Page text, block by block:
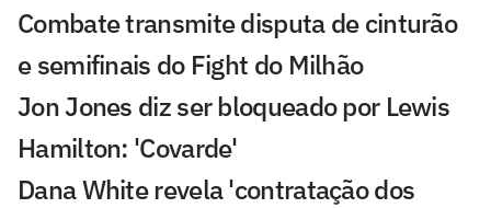
Combate transmite disputa de cinturão
e semifinais do Fight do Milhão
Jon Jones diz ser bloqueado por Lewis
Hamilton: 'Covarde'
Dana White revela 'contratação dos